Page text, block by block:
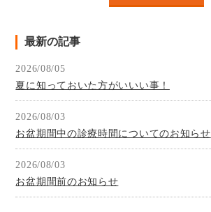
最新の記事
2026/08/05
夏に知っておいた方がいいい事！
2026/08/03
お盆期間中の診療時間についてのお知らせ
2026/08/03
お盆期間前のお知らせ